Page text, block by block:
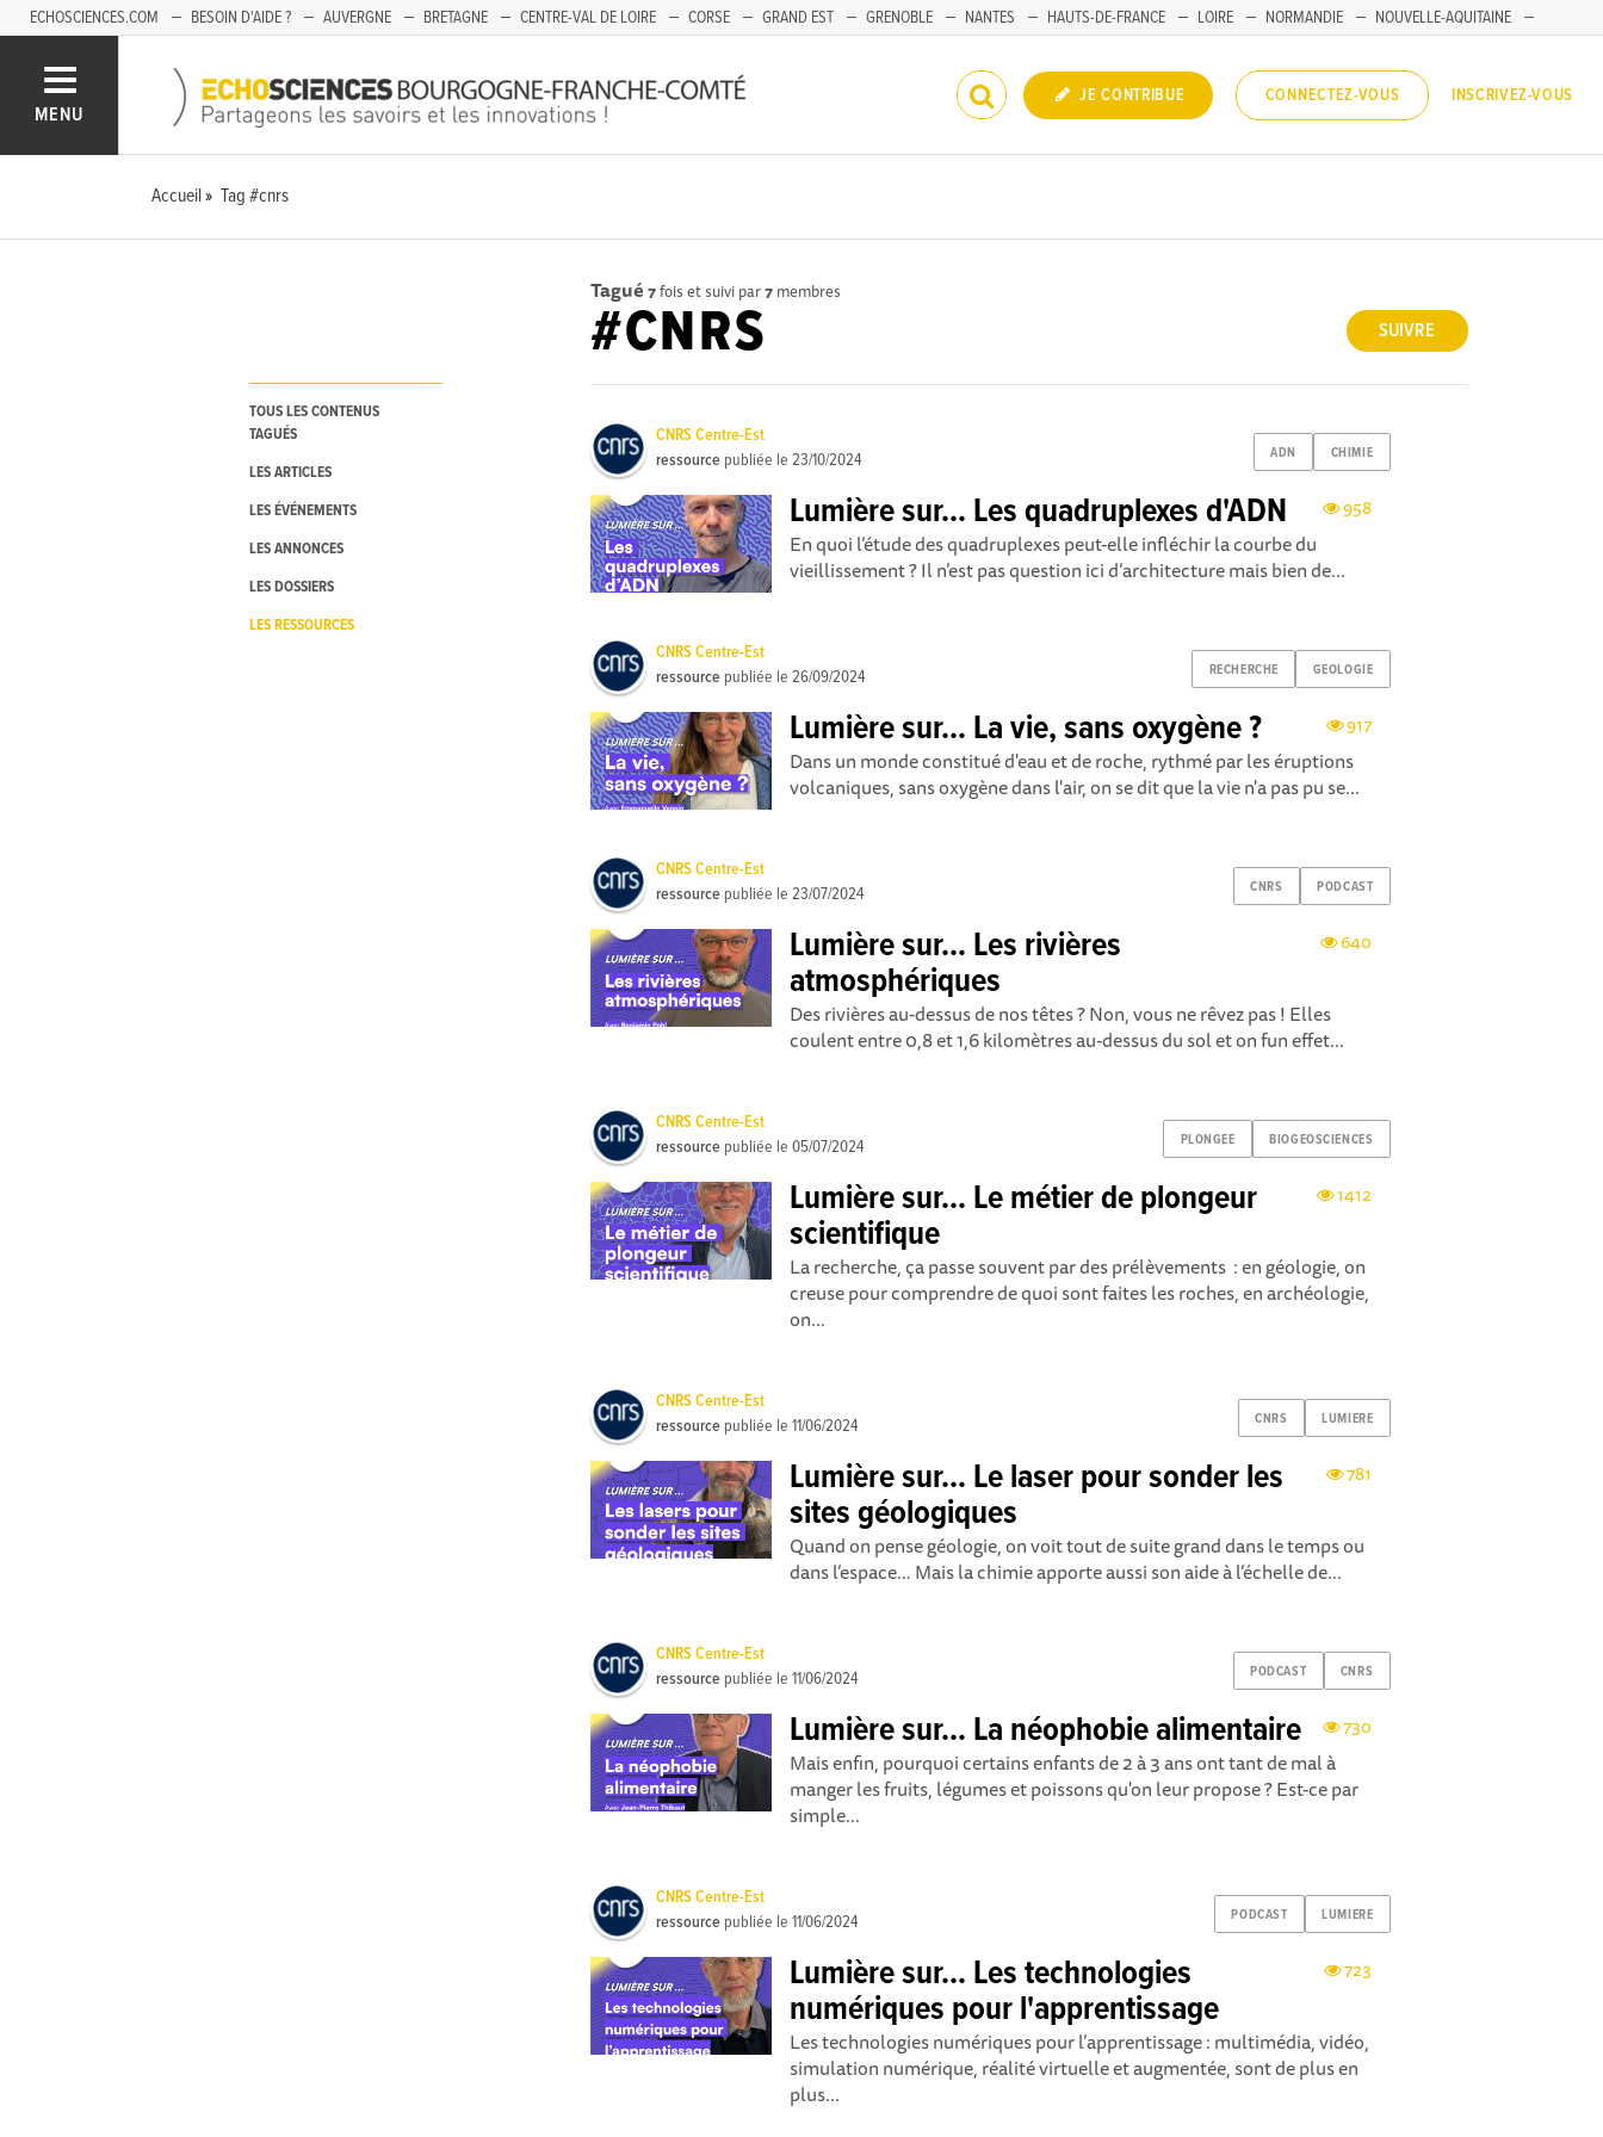
ECHOSCIENCES.COM BESOIN D'AIDE ? AUVERGNE BRETAGNE CENTRE-VAL DE LOIRE CORSE GRAND EST GRENOBLE NANTES HAUTS-DE-FRANCE LOIRE NORMANDIE
NOUVELLE-AQUITAINE
MENU
JE CONTRIBUE CONNECTEZ-VOUS INSCRIVEZ-VOUS
Accueil Tag #cnrs
TOUS LES CONTENUS
TAGUÉS
LES ARTICLES
LES ÉVÉNEMENTS
LES ANNONCES
LES DOSSIERS
LES RESSOURCES
Tagué 7fois et suivi par7 membres
SUIVRE
#CNRS
ADN CHIMIE
CNRS Centre-Est
ressource publiée le23/10/2024
958
Lumière sur... Les quadruplexes d'ADN
En quoi l’étude des quadruplexes peut-elle infléchir la courbe du
vieillissement ? Il n’est pas question ici d’architecture mais bien de...
RECHERCHE GEOLOGIE
CNRS Centre-Est
ressource publiée le26/09/2024
917
Lumière sur... La vie, sans oxygène ?
Dans un monde constitué d'eau et de roche, rythmé par les éruptions
volcaniques, sans oxygène dans l'air, on se dit que la vie n'a pas pu se...
CNRS PODCAST
CNRS Centre-Est
ressource publiée le23/07/2024
640
Lumière sur... Les rivières
atmosphériques
Des rivières au-dessus de nos têtes ? Non, vous ne rêvez pas ! Elles
coulent entre 0,8 et 1,6 kilomètres au-dessus du sol et on fun effet...
PLONGEE BIOGEOSCIENCES
CNRS Centre-Est
ressource publiée le05/07/2024
1412
Lumière sur... Le métier de plongeur
scientifique
La recherche, ça passe souvent par des prélèvements : en géologie, on
creuse pour comprendre de quoi sont faites les roches, en archéologie,
on...
CNRS LUMIERE
CNRS Centre-Est
ressource publiée le11/06/2024
781
Lumière sur... Le laser pour sonder les
sites géologiques
Quand on pense géologie, on voit tout de suite grand dans le temps ou
dans l’espace… Mais la chimie apporte aussi son aide à l’échelle de...
PODCAST CNRS
CNRS Centre-Est
ressource publiée le11/06/2024
730
Lumière sur... La néophobie alimentaire
Mais enfin, pourquoi certains enfants de 2 à 3 ans ont tant de mal à
manger les fruits, légumes et poissons qu'on leur propose ? Est-ce par
simple...
PODCAST LUMIERE
CNRS Centre-Est
ressource publiée le11/06/2024
723
Lumière sur... Les technologies
numériques pour l'apprentissage
Les technologies numériques pour l’apprentissage : multimédia, vidéo,
simulation numérique, réalité virtuelle et augmentée, sont de plus en
plus...